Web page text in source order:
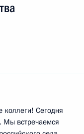
Сегодня
Мы встречаемся